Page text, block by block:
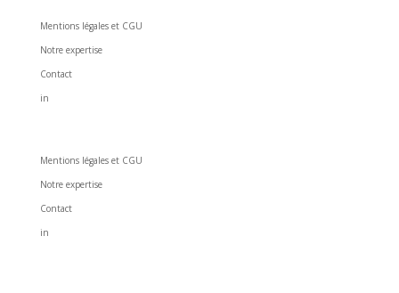
Mentions légales et CGU
Notre expertise
Contact
in
Mentions légales et CGU
Notre expertise
Contact
in